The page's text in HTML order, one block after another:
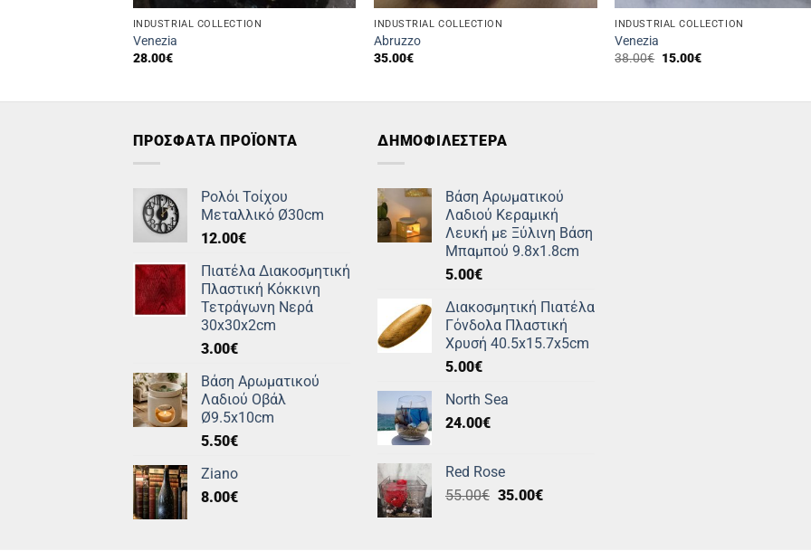
INDUSTRIAL COLLECTION
Venezia
28.00€
INDUSTRIAL COLLECTION
Abruzzo
35.00€
INDUSTRIAL COLLECTION
Venezia
38.00€ Original
15.00€Η
ΠΡΟΣΦΑΤΑ ΠΡΟΪΟΝΤΑ
Ρολόι Τοίχου
Μεταλλικό Ø30cm
12.00€
Πιατέλα Διακοσμητική
Πλαστική Κόκκινη
Τετράγωνη Νερά
30x30x2cm
3.00€
Βάση Αρωματικού
Λαδιού Οβάλ
Ø9.5x10cm
5.50€
Ziano
8.00€
ΔΗΜΟΦΙΛΕΣΤΕΡΑ
Βάση Αρωματικού
Λαδιού Κεραμική
Λευκή με Ξύλινη Βάση
Μπαμπού 9.8x1.8cm
5.00€
Διακοσμητική Πιατέλα
Γόνδολα Πλαστική
Χρυσή 40.5x15.7x5cm
5.00€
North Sea
24.00€
Red Rose
55.00€ Original
35.00€Η